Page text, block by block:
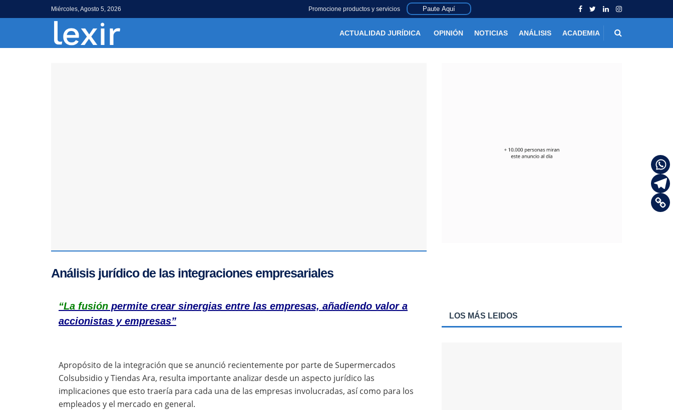
Miércoles, Agosto 5, 2026 Promocione productos y servicios Paute Aquí
ACTUALIDAD JURÍDICA OPINIÓN NOTICIAS ANÁLISIS ACADEMIA
Análisis jurídico de las integraciones empresariales
“La fusión permite crear sinergias entre las empresas, añadiendo valor a
accionistas y empresas”
Apropósito de la integración que se anunció recientemente por parte de Supermercados
Colsubsidio y Tiendas Ara, resulta importante analizar desde un aspecto jurídico las
implicaciones que esto traería para cada una de las empresas involucradas, así como para los
empleados y el mercado en general.
LOS MÁS LEIDOS